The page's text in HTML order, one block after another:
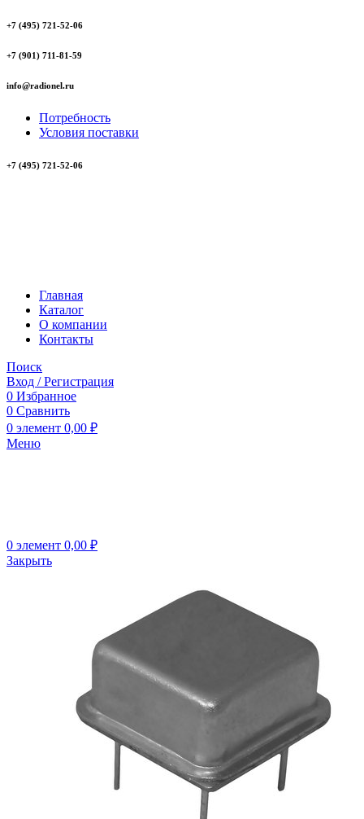
+7 (495) 721-52-06
+7 (901) 711-81-59
info@radionel.ru
Потребность
Условия поставки
+7 (495) 721-52-06
Главная
Каталог
О компании
Контакты
Поиск
Вход / Регистрация
0 Избранное
0 Сравнить
0 элемент 0,00 ₽
Меню
0 элемент 0,00 ₽
Закрыть